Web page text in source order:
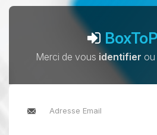
Merci de vous identifier